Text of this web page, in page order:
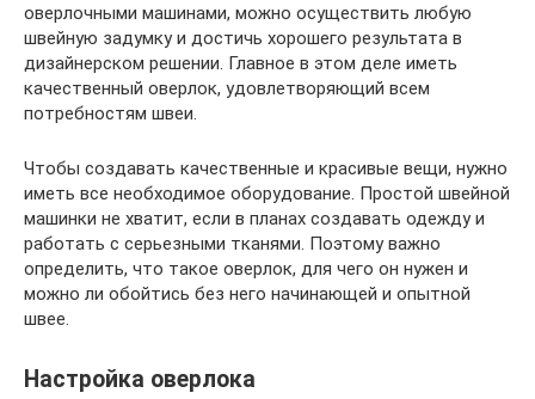
оверлочными машинами, можно осуществить любую
швейную задумку и достичь хорошего результата в
дизайнерском решении. Главное в этом деле иметь
качественный оверлок, удовлетворяющий всем
потребностям швеи.
Чтобы создавать качественные и красивые вещи, нужно
иметь все необходимое оборудование. Простой швейной
машинки не хватит, если в планах создавать одежду и
работать с серьезными тканями. Поэтому важно
определить, что такое оверлок, для чего он нужен и
можно ли обойтись без него начинающей и опытной
швее.
Настройка оверлока